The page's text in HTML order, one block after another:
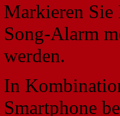
Markieren
Song-Alarm
werden.
In
Smartphone